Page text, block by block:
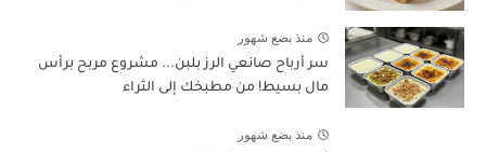
منذ بضع شهور
سر أرباح صانعي الرز بلبن... مشروع مربح برأس
مال بسيط! من مطبخك إلى الثراء
منذ بضع شهور